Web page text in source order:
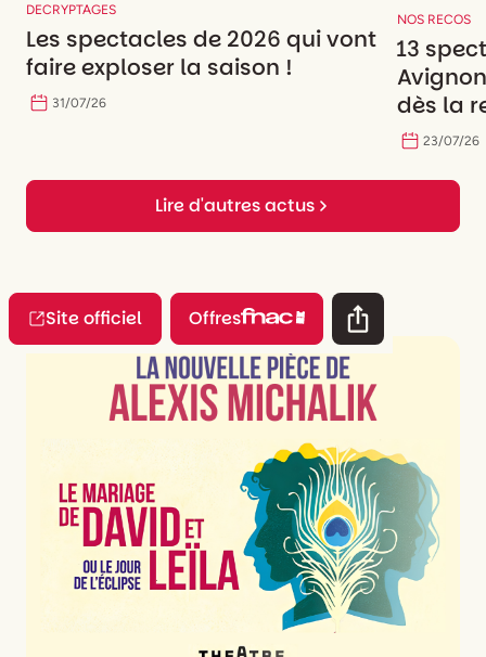
DECRYPTAGES
Les spectacles de 2026 qui vont
faire exploser la saison !
31/07/26
NOS RECOS
13
dès la
23/07/26
Lire d'autres actus
Site officiel Offres